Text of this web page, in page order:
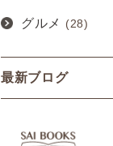
グルメ (28)
最新ブログ